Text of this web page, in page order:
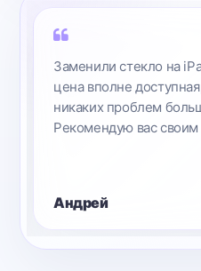
Меня
сервисе, а
человек
Оксана